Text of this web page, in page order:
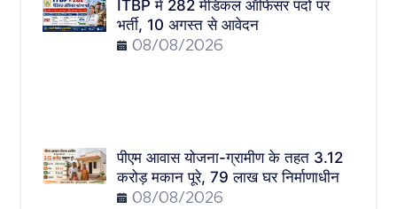
ITBP में 282 मेडिकल ऑफिसर पदों पर
भर्ती, 10 अगस्त से आवेदन
08/08/2026
पीएम आवास योजना-ग्रामीण के तहत 3.12
करोड़ मकान पूरे, 79 लाख घर निर्माणाधीन
08/08/2026